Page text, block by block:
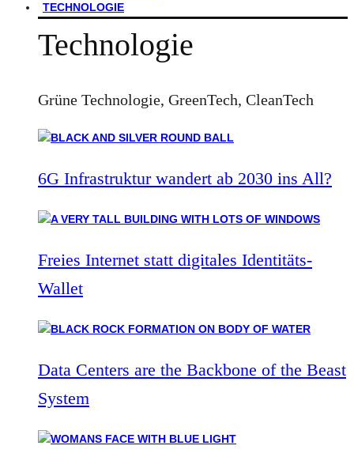
TECHNOLOGIE
Technologie
Grüne Technologie, GreenTech, CleanTech
6G Infrastruktur wandert ab 2030 ins All?
Freies Internet statt digitales Identitäts-
Wallet
Data Centers are the Backbone of the Beast
System